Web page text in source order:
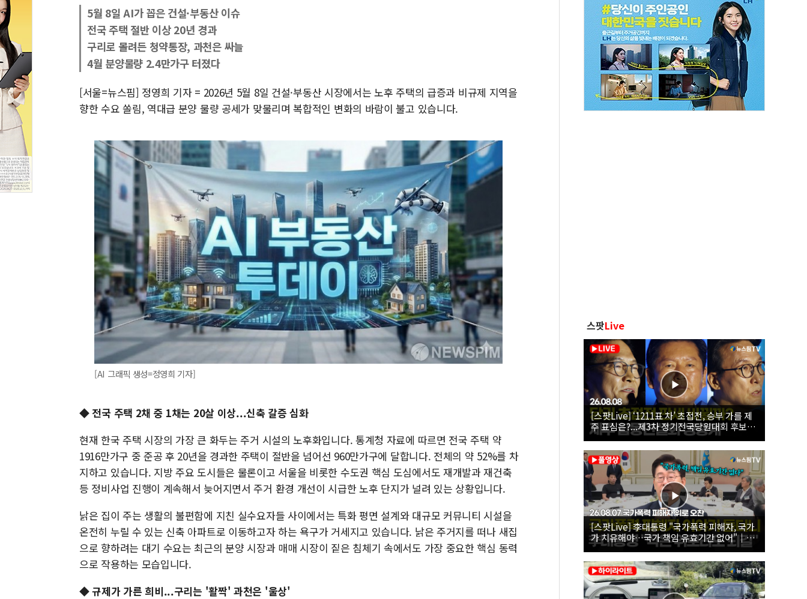
5월 8일 AI가 꼽은 건설·부동산 이슈
전국 주택 절반 이상 20년 경과
구리로 몰려든 청약통장, 과천은 싸늘
4월 분양물량 2.4만가구 터졌다
[서울=뉴스핌] 정영희 기자 = 2026년 5월 8일 건설·부동산 시장에서는 노후 주택의 급증과 비규제 지역을
향한 수요 쏠림, 역대급 분양 물량 공세가 맞물리며 복합적인 변화의 바람이 불고 있습니다.
[AI 그래픽 생성=정영희 기자]
◆ 전국 주택 2채 중 1채는 20살 이상...신축 갈증 심화
현재 한국 주택 시장의 가장 큰 화두는 주거 시설의 노후화입니다. 통계청 자료에 따르면 전국 주택 약
1916만가구 중 준공 후 20년을 경과한 주택이 절반을 넘어선 960만가구에 달합니다. 전체의 약 52%를 차
지하고 있습니다. 지방 주요 도시들은 물론이고 서울을 비롯한 수도권 핵심 도심에서도 재개발과 재건축
등 정비사업 진행이 계속해서 늦어지면서 주거 환경 개선이 시급한 노후 단지가 널려 있는 상황입니다.
낡은 집이 주는 생활의 불편함에 지친 실수요자들 사이에서는 특화 평면 설계와 대규모 커뮤니티 시설을
온전히 누릴 수 있는 신축 아파트로 이동하고자 하는 욕구가 거세지고 있습니다. 낡은 주거지를 떠나 새집
으로 향하려는 대기 수요는 최근의 분양 시장과 매매 시장이 짙은 침체기 속에서도 가장 중요한 핵심 동력
으로 작용하는 모습입니다.
◆ 규제가 가른 희비...구리는 '활짝' 과천은 '울상'
스팟Live
[스팟Live] ‘1211표 차’ 초접전, 승부 가를 제
주 표심은?...제3차 정기전국당원대회 후보자
제주 합동연설회 생중계 | 26.08.08
[스팟Live] 李대통령 "국가폭력 피해자, 국가
가 치유해야…국가 책임 유효기간 없어"｜
26.08.07 국가폭력 피해자 위로 오찬